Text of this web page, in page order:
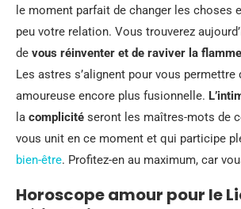
le moment parfait de changer les choses
peu votre relation. Vous trouverez
de vous réinventer et de raviver la flamme
Les astres s’alignent pour vous permettre
amoureuse encore plus fusionnelle.
la complicité seront les maîtres-mots de
vous unit en ce moment et qui participe
bien-être. Profitez-en au maximum, car
Horoscope amour pour le